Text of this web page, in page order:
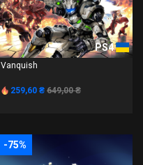
PS4
Vanquish
259,60 ₴ 649,00 ₴
-75%